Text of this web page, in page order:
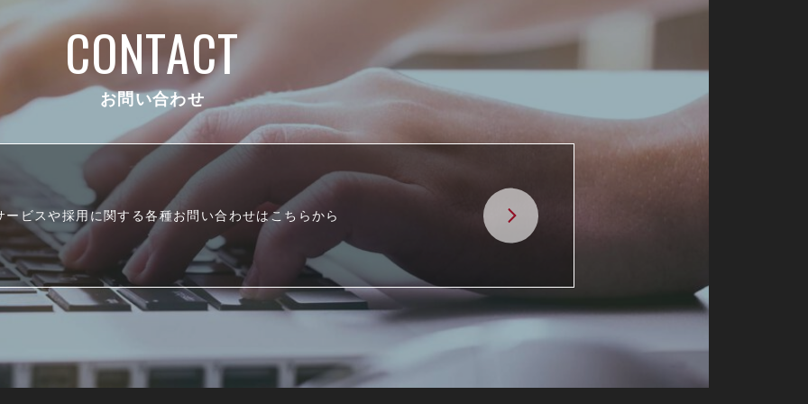
CONTACT
お問い合わせ
ービスや採用に関する各種お問い合わせはこちらから